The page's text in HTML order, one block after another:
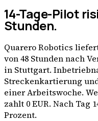
14-Tage-Pilot
Stunden.
Quarero Robotics
von 48 Stunden nach
in Stuttgart.
Streckenkartierung
einer Arbeitswoche.
zahlt 0 EUR. Nach Tag
Prozent.